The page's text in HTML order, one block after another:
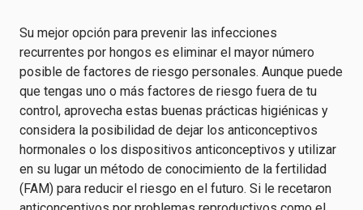
Su mejor opción para prevenir las infecciones
recurrentes por hongos es eliminar el mayor número
posible de factores de riesgo personales. Aunque puede
que tengas uno o más factores de riesgo fuera de tu
control, aprovecha estas buenas prácticas higiénicas y
considera la posibilidad de dejar los anticonceptivos
hormonales o los dispositivos anticonceptivos y utilizar
en su lugar un método de conocimiento de la fertilidad
(FAM) para reducir el riesgo en el futuro. Si le recetaron